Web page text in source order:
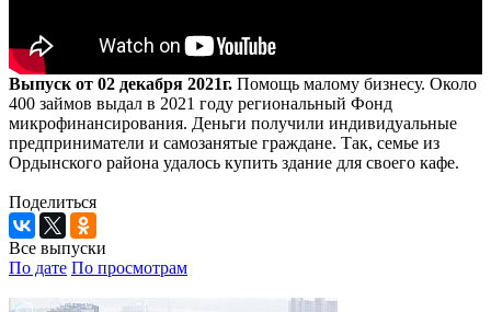
Выпуск от 02 декабря 2021г. Помощь малому бизнесу. Около
400 займов выдал в 2021 году региональный Фонд
микрофинансирования. Деньги получили индивидуальные
предприниматели и самозанятые граждане. Так, семье из
Ордынского района удалось купить здание для своего кафе.
Поделиться
Все выпуски
По дате По просмотрам